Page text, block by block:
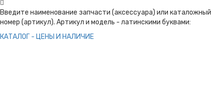
Введите наименование запчасти (аксессуара) или каталожный
номер (артикул). Артикул и модель - латинскими буквами:
КАТАЛОГ - ЦЕНЫ И НАЛИЧИЕ